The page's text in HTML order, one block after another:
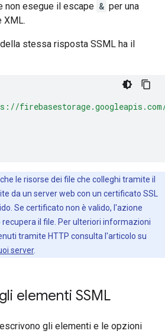
non esegue il escape & per una
XML.
stessa risposta SSML ha il
firebasestorage.googleapis.com/v0/
le risorse dei file che colleghi tramite il
da un server web con un certificato SSL
Se certificato non è valido, l'azione
il file. Per ulteriori informazioni
tramite HTTP consulta l'articolo su
server.
elementi SSML
gli elementi e le opzioni